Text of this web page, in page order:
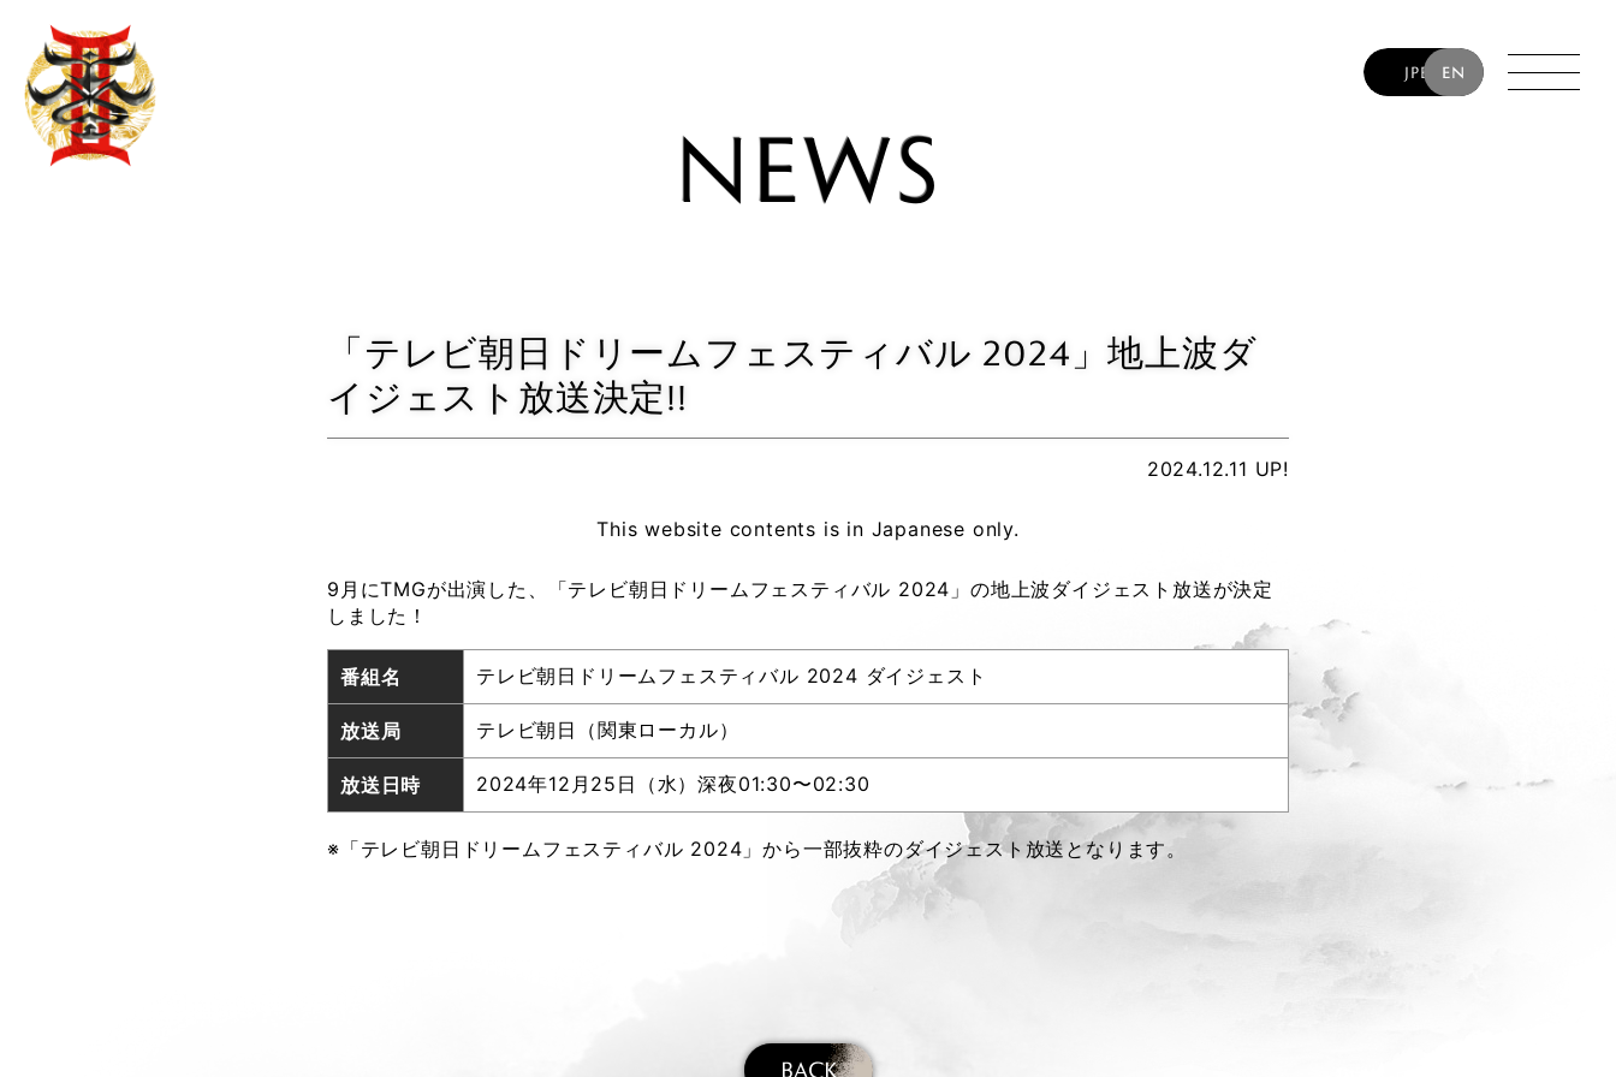
JPEN
NEWS
「テレビ朝日ドリームフェスティバル 2024」地上波ダ
イジェスト放送決定!!
2024.12.11 UP!
This website contents is in Japanese only.
9月にTMGが出演した、「テレビ朝日ドリームフェスティバル 2024」の地上波ダイジェスト放送が決定
しました！
番組名 テレビ朝日ドリームフェスティバル 2024 ダイジェスト
放送局 テレビ朝日（関東ローカル）
放送日時 2024年12月25日（水）深夜01:30〜02:30
※「テレビ朝日ドリームフェスティバル 2024」から一部抜粋のダイジェスト放送となります。
BACK